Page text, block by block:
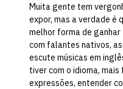
Muita gente tem
expor, mas a verdade é
melhor forma de
com falantes nativos,
escute músicas em
tiver com o idioma,
expressões, entender